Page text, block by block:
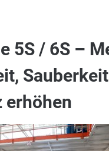
5S / 6S –
erhöhen